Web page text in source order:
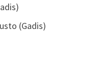
(Gadis)